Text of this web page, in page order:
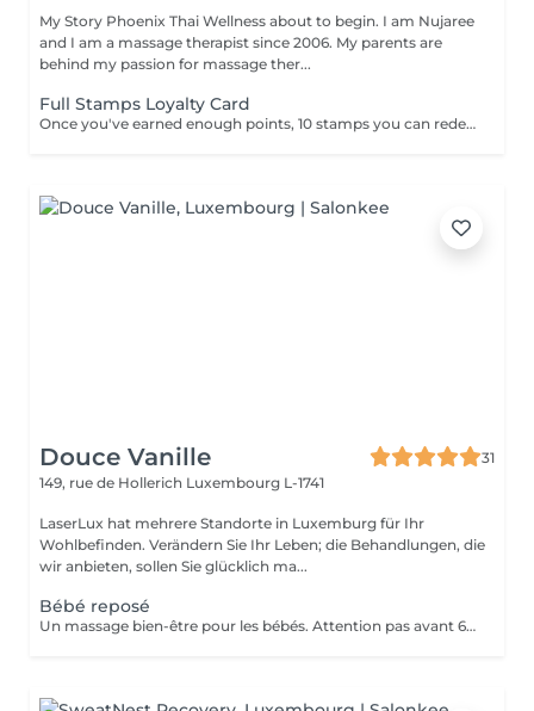
My Story Phoenix Thai Wellness about to begin. I am Nujaree
and I am a massage therapist since 2006. My parents are
behind my passion for massage ther...
Full Stamps Loyalty Card
Once you've earned enough points, 10 stamps you can redeem them for a discount 30 minutes free.
Douce Vanille
31
149, rue de Hollerich Luxembourg L-1741
LaserLux hat mehrere Standorte in Luxemburg für Ihr
Wohlbefinden. Verändern Sie Ihr Leben; die Behandlungen, die
wir anbieten, sollen Sie glücklich ma...
Bébé reposé
Un massage bien-être pour les bébés. Attention pas avant 6 mois, présence d'un parent pendant le massage.